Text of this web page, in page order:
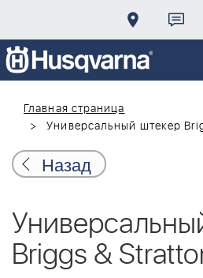
Главная страница
Универсальный штекер
Назад
Briggs &